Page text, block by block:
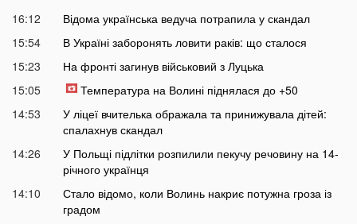
16:12
Відома українська ведуча потрапила у скандал
15:54
В Україні заборонять ловити раків: що сталося
15:23
На фронті загинув військовий з Луцька
15:05
Температура на Волині піднялася до +50
14:53
У ліцеї вчителька ображала та принижувала дітей:
спалахнув скандал
14:26
У Польщі підлітки розпилили пекучу речовину на 14-
річного українця
14:10
Стало відомо, коли Волинь накриє потужна гроза із
градом